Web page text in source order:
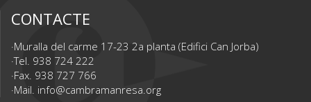
CONTACTE
Muralla del carme 17-23 2a planta (Edifici Can Jorba)
Tel. 938 724 222
Fax. 938 727 766
Mail. info@cambramanresa.org